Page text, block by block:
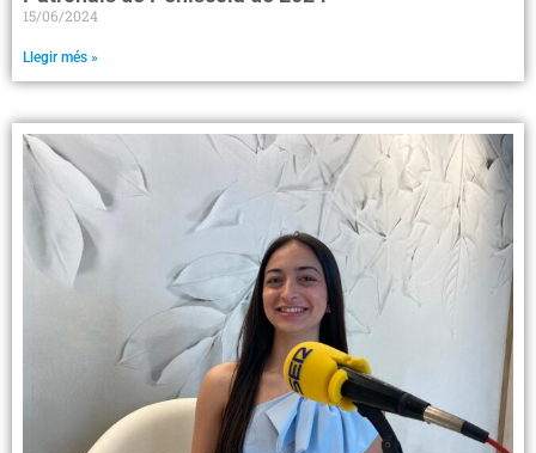
15/06/2024
Llegir més »